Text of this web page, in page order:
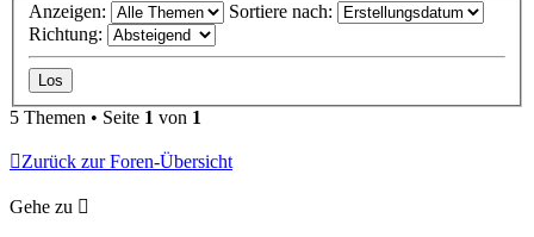
Anzeigen:
Sortiere nach:
Richtung:
5 Themen • Seite 1 von 1
Zurück zur Foren-Übersicht
Gehe zu